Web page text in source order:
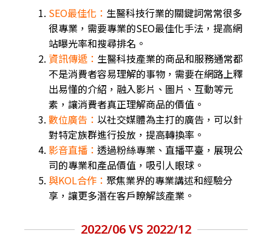
SEO最佳化： 生醫科技行業的關鍵詞常常很多
很專業，需要專業的SEO最佳化手法，提高網
站曝光率和搜尋排名。
資訊傳遞： 生醫科技產業的商品和服務通常都
不是消費者容易理解的事物，需要在網路上釋
出易懂的介紹，融入影片、圖片、互動等元
素，讓消費者真正理解商品的價值。
數位廣告： 以社交媒體為主打的廣告，可以針
對特定族群進行投放，提高轉換率。
影音直播： 透過粉絲專業、直播平臺，展現公
司的專業和產品價值，吸引人眼球。
與KOL合作： 聚焦業界的專業講述和經驗分
享，讓更多潛在客戶瞭解該產業。
2022/06 VS 2022/12